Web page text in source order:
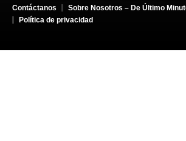
Contáctanos
Sobre Nosotros – De Último
Política de privacidad